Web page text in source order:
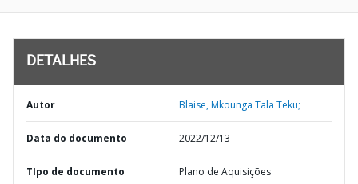
DETALHES
Autor Blaise, Mkounga Tala Teku;
Data do documento 2022/12/13
TIpo de documento Plano de Aquisições